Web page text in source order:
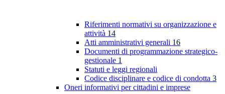
Riferimenti normativi su organizzazione e
attività 14
Atti amministrativi generali 16
Documenti di programmazione strategico-
gestionale 1
Statuti e leggi regionali
Codice disciplinare e codice di condotta 3
Oneri informativi per cittadini e imprese